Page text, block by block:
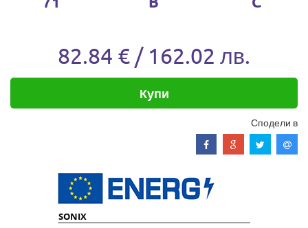
82.84 € / 162.02 лв.
Купи
Сподели в
SONIX